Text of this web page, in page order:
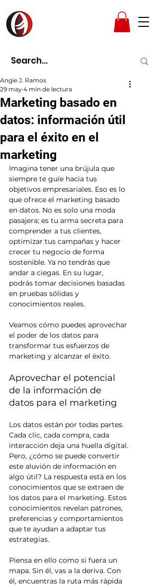
Marketing basado en
datos: información útil
para el éxito en el
marketing
Angie J. Ramos
29 may 4 min de lectura
Imagina tener una brújula que
siempre te guíe hacia tus
objetivos empresariales. Eso es lo
que ofrece el marketing basado
en datos. No es solo una moda
pasajera; es tu arma secreta para
comprender a tus clientes,
optimizar tus campañas y hacer
crecer tu negocio de forma
sostenible. Ya no tendrás que
andar a ciegas. En su lugar,
podrás tomar decisiones basadas
en pruebas sólidas y
conocimientos reales.
Veamos cómo puedes aprovechar
el poder de los datos para
transformar tus esfuerzos de
marketing y alcanzar el éxito.
Aprovechar el potencial
de la información de
datos para el marketing
Los datos están por todas partes.
Cada clic, cada compra, cada
interacción deja una huella digital.
Pero, ¿cómo se puede convertir
este aluvión de información en
algo útil? La respuesta está en los
conocimientos que se extraen de
los datos para el marketing. Estos
conocimientos revelan patrones,
preferencias y comportamientos
que te ayudan a adaptar tus
estrategias.
Piensa en ello como si fuera un
mapa. Sin él, vas a la deriva. Con
él, encuentras la ruta más rápida